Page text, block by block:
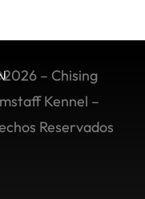
– Chising
Kennel –
Reservados